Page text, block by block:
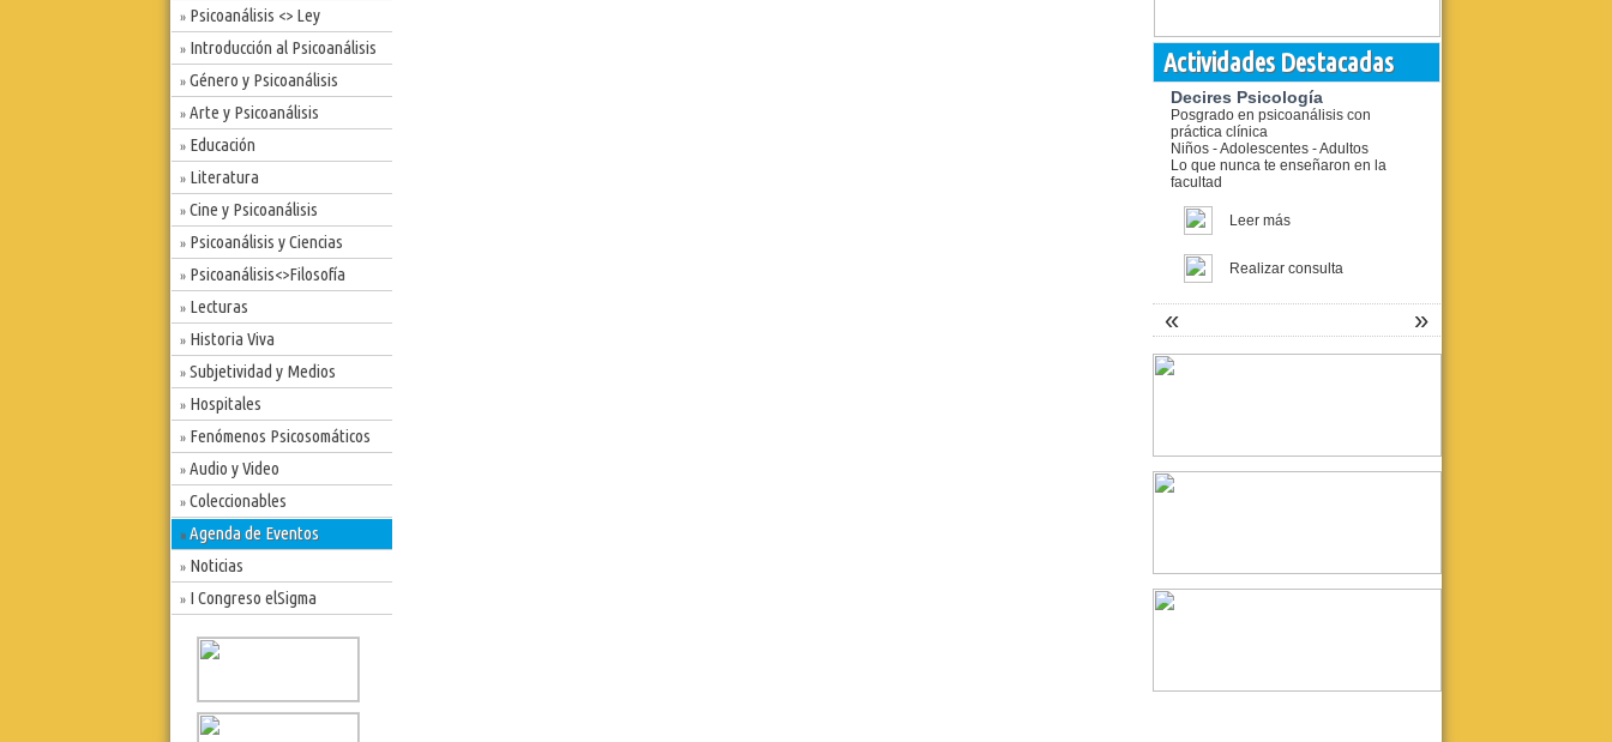
» Psicoanálisis <> Ley
» Introducción al Psicoanálisis
» Género y Psicoanálisis
» Arte y Psicoanálisis
» Educación
» Literatura
» Cine y Psicoanálisis
» Psicoanálisis y Ciencias
» Psicoanálisis<>Filosofía
» Lecturas
» Historia Viva
» Subjetividad y Medios
» Hospitales
» Fenómenos Psicosomáticos
» Audio y Video
» Coleccionables
» Agenda de Eventos
» Noticias
» I Congreso elSigma
Actividades Destacadas
Decires Psicología
Posgrado en psicoanálisis con
práctica clínica
Niños - Adolescentes - Adultos
Lo que nunca te enseñaron en la
facultad
Leer más
Realizar consulta
Szapiro.
Realizar consulta
La Tercera: Asistencia y
« »